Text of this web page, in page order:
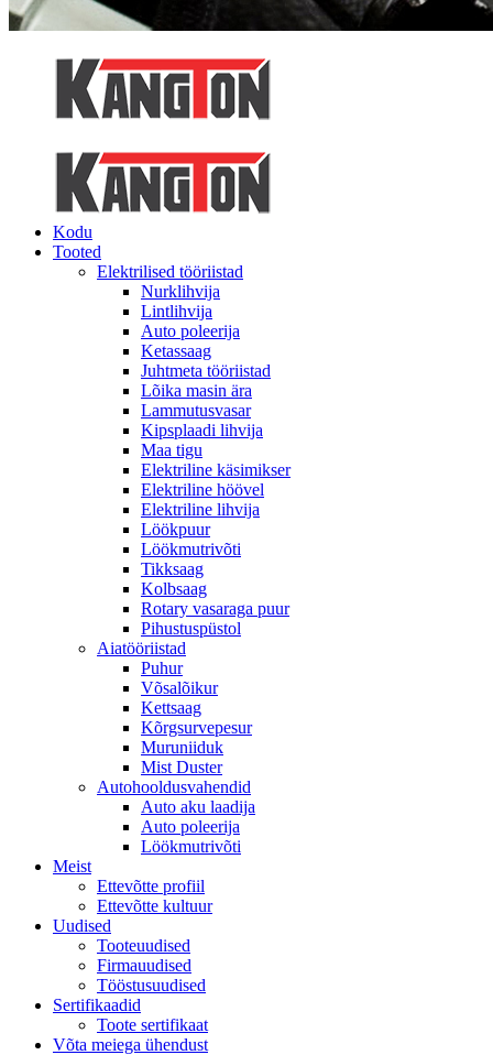
Kodu
Tooted
Elektrilised tööriistad
Nurklihvija
Lintlihvija
Auto poleerija
Ketassaag
Juhtmeta tööriistad
Lõika masin ära
Lammutusvasar
Kipsplaadi lihvija
Maa tigu
Elektriline käsimikser
Elektriline höövel
Elektriline lihvija
Löökpuur
Löökmutrivõti
Tikksaag
Kolbsaag
Rotary vasaraga puur
Pihustuspüstol
Aiatööriistad
Puhur
Võsalõikur
Kettsaag
Kõrgsurvepesur
Muruniiduk
Mist Duster
Autohooldusvahendid
Auto aku laadija
Auto poleerija
Löökmutrivõti
Meist
Ettevõtte profiil
Ettevõtte kultuur
Uudised
Tooteuudised
Firmauudised
Tööstusuudised
Sertifikaadid
Toote sertifikaat
Võta meiega ühendust